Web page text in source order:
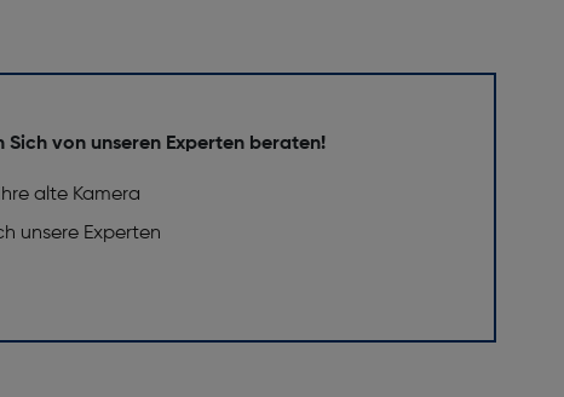
Sich von unseren Experten beraten!
alte Kamera
unsere Experten